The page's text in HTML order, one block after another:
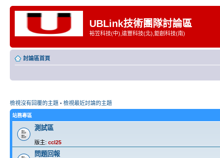
UBLink技術團隊討論區
裕笠科技(中),遠豐科技(北),鉅創科技(南)
討論區首頁
檢視沒有回覆的主題 • 檢視最近討論的主題
站務專區
測試區
版主: ccl25
問題回報